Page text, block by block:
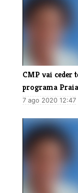
CMP vai ceder
programa
7 ago 2020 12:47